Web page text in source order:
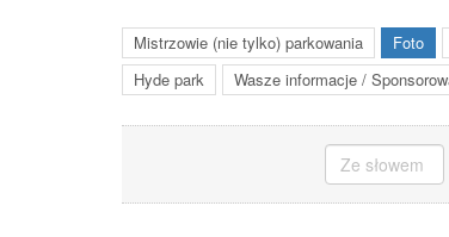
Mistrzowie (nie tylko) parkowania Foto
Hyde park
Wasze informacje /